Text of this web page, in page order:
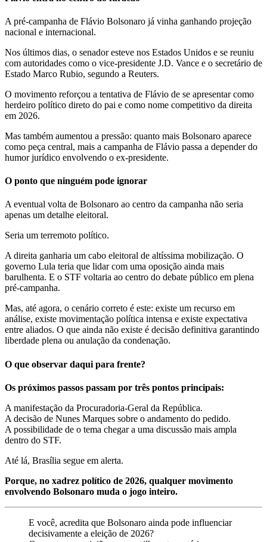
A pré-campanha de Flávio Bolsonaro já vinha ganhando projeção
nacional e internacional.
Nos últimos dias, o senador esteve nos Estados Unidos e se reuniu
com autoridades como o vice-presidente J.D. Vance e o secretário de
Estado Marco Rubio, segundo a Reuters.
O movimento reforçou a tentativa de Flávio de se apresentar como
herdeiro político direto do pai e como nome competitivo da direita
em 2026.
Mas também aumentou a pressão: quanto mais Bolsonaro aparece
como peça central, mais a campanha de Flávio passa a depender do
humor jurídico envolvendo o ex-presidente.
O ponto que ninguém pode ignorar
A eventual volta de Bolsonaro ao centro da campanha não seria
apenas um detalhe eleitoral.
Seria um terremoto político.
A direita ganharia um cabo eleitoral de altíssima mobilização. O
governo Lula teria que lidar com uma oposição ainda mais
barulhenta. E o STF voltaria ao centro do debate público em plena
pré-campanha.
Mas, até agora, o cenário correto é este: existe um recurso em
análise, existe movimentação política intensa e existe expectativa
entre aliados. O que ainda não existe é decisão definitiva garantindo
liberdade plena ou anulação da condenação.
O que observar daqui para frente?
Os próximos passos passam por três pontos principais:
A manifestação da Procuradoria-Geral da República.
A decisão de Nunes Marques sobre o andamento do pedido.
A possibilidade de o tema chegar a uma discussão mais ampla
dentro do STF.
Até lá, Brasília segue em alerta.
Porque, no xadrez político de 2026, qualquer movimento
envolvendo Bolsonaro muda o jogo inteiro.
E você, acredita que Bolsonaro ainda pode influenciar
decisivamente a eleição de 2026?